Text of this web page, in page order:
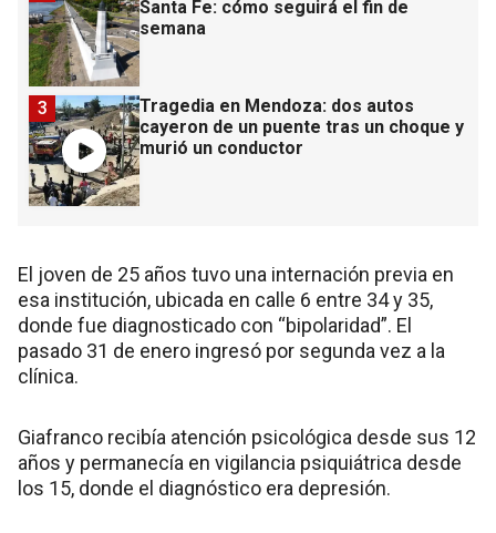
Santa Fe: cómo seguirá el fin de
semana
Tragedia en Mendoza: dos autos
cayeron de un puente tras un choque y
murió un conductor
3
El joven de 25 años tuvo una internación previa en
esa institución, ubicada en calle 6 entre 34 y 35,
donde fue diagnosticado con “bipolaridad”. El
pasado 31 de enero ingresó por segunda vez a la
clínica.
Giafranco recibía atención psicológica desde sus 12
años y permanecía en vigilancia psiquiátrica desde
los 15, donde el diagnóstico era depresión.